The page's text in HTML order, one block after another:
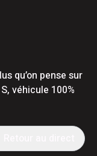
qu’on pense sur
véhicule 100%